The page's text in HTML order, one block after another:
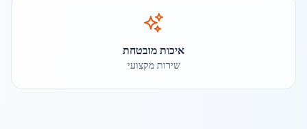
איכות מובטחת
שירות מקצועי